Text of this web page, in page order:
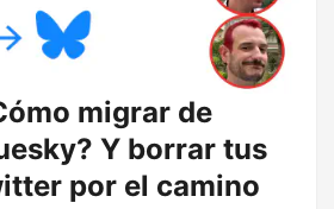
migrar de
Y borrar tus
por el camino